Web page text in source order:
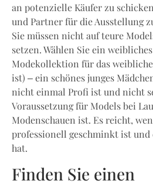
an potenzielle Käufer zu
und Partner für die Ausstellung
Sie müssen nicht auf teure
setzen. Wählen Sie ein
Modekollektion für das
ist) – ein schönes junges
nicht einmal Profi ist und nicht
Voraussetzung für Models bei
Modenschauen ist. Es reicht,
professionell geschminkt ist
hat.
Finden Sie einen